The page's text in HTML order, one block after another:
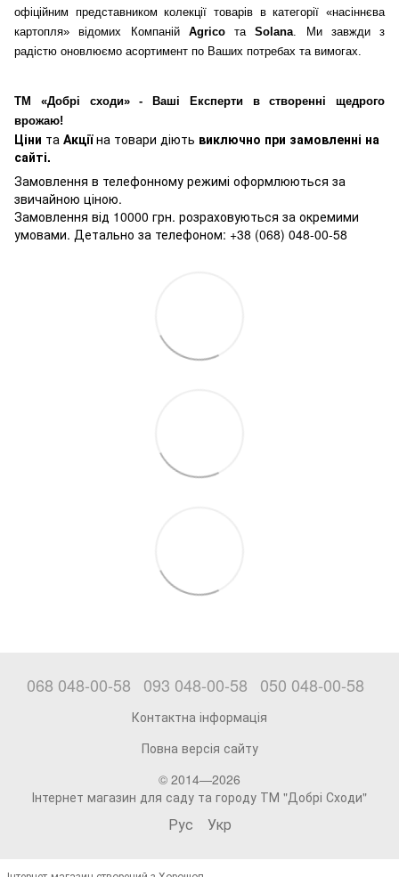
офіційним представником колекції товарів в категорії «насіннєва
картопля» відомих Компаній AgricoтаSolana . Ми завжди з
радістю оновлюємо асортимент по Ваших потребах та вимогах.
ТМ «Добрі сходи» - Ваші Експерти в створенні щедрого
врожаю!
Ціни та Акціїна товари діють виключно при замовленні на
сайті.
Замовлення в телефонному режимі оформлюються за
звичайною ціною.
Замовлення від 10000 грн. розраховуються за окремими
умовами. Детально за телефоном: +38 (068) 048-00-58
068 048-00-58 093 048-00-58 050 048-00-58
Контактна інформація
Повна версія сайту
© 2014—2026
Інтернет магазин для саду та городу ТМ "Добрі Сходи"
Рус Укр